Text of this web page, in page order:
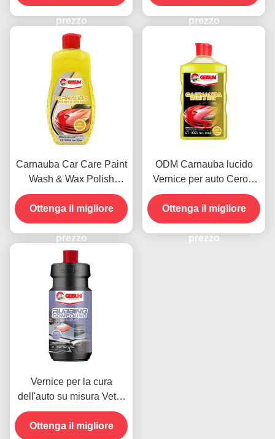
antipolvere 450g
prezzo prezzo
Carnauba Car Care Paint
Wash & Wax Polish
Agents 500ml OEM
Ottenga il migliore
prezzo
ODM Carnauba lucido
Vernice per auto Cerosi
Vernice per auto
Ottenga il migliore
prezzo
Vernice per la cura
dell'auto su misura Vetro
anteriore Automotive
Rubbing Compound 1000
Ottenga il migliore